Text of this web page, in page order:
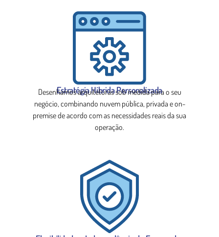
Estratégia Híbrida Personalizada
Desenhamos arquiteturas sob medida para o seu
negócio, combinando nuvem pública, privada e on-
premise de acordo com as necessidades reais da sua
operação.